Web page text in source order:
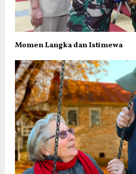
Momen Langka dan Istimewa